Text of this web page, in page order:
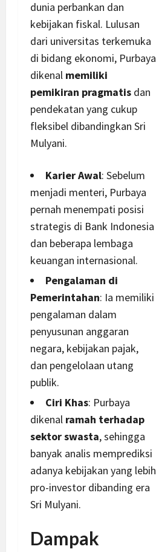
dunia perbankan dan
kebijakan fiskal. Lulusan
dari universitas terkemuka
di bidang ekonomi, Purbaya
dikenal memiliki
pemikiran pragmatis dan
pendekatan yang cukup
fleksibel dibandingkan Sri
Mulyani.
Karier Awal: Sebelum
menjadi menteri, Purbaya
pernah menempati posisi
strategis di Bank Indonesia
dan beberapa lembaga
keuangan internasional.
Pengalaman di
Pemerintahan: Ia memiliki
pengalaman dalam
penyusunan anggaran
negara, kebijakan pajak,
dan pengelolaan utang
publik.
Ciri Khas: Purbaya
dikenal ramah terhadap
sektor swasta, sehingga
banyak analis memprediksi
adanya kebijakan yang lebih
pro-investor dibanding era
Sri Mulyani.
Dampak